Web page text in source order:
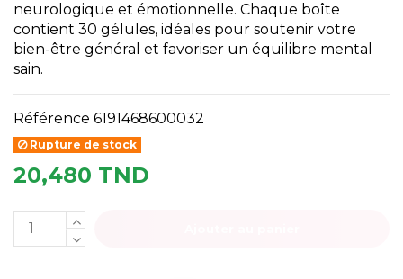
neurologique et émotionnelle. Chaque boîte
contient 30 gélules, idéales pour soutenir votre
bien-être général et favoriser un équilibre mental
sain.
Référence 6191468600032
Rupture de stock
20,480 TND